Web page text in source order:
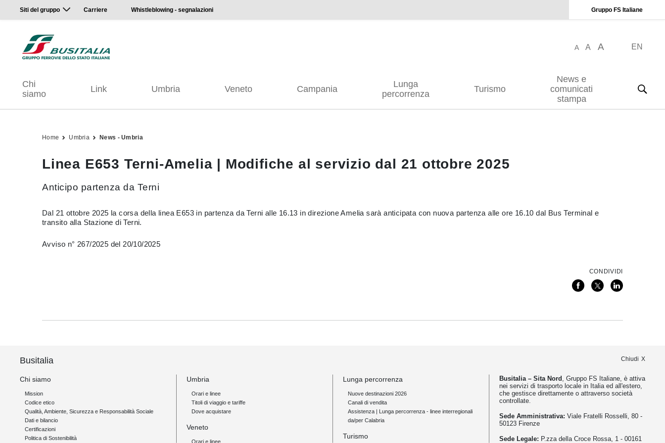
Siti del gruppo Carriere Whistleblowing - segnalazioni Gruppo FS Italiane
A A A EN
Chi
siamo
Link Umbria Veneto Campania
Lunga
percorrenza
Turismo
News e
comunicati
stampa
Home Umbria News - Umbria
Linea E653 Terni-Amelia | Modifiche al servizio dal 21 ottobre 2025
Anticipo partenza da Terni
Dal 21 ottobre 2025 la corsa della linea E653 in partenza da Terni alle 16.13 in direzione Amelia sarà anticipata con nuova partenza alle ore 16.10 dal Bus Terminal e
transito alla Stazione di Terni.
Avviso n° 267/2025 del 20/10/2025
CONDIVIDI
Busitalia Chiudi
Chi siamo
Mission
Codice etico
Qualità, Ambiente, Sicurezza e Responsabilità Sociale
Dati e bilancio
Certificazioni
Politica di Sostenibilità
Umbria
Orari e linee
Titoli di viaggio e tariffe
Dove acquistare
Veneto
Orari e linee
Lunga percorrenza
Nuove destinazioni 2026
Canali di vendita
Assistenza | Lunga percorrenza - linee interregionali
da/per Calabria
Turismo
Busitalia – Sita Nord , Gruppo FS Italiane, è attiva
nei servizi di trasporto locale in Italia ed all'estero,
che gestisce direttamente o attraverso società
controllate.
Sede Amministrativa: Viale Fratelli Rosselli, 80 -
50123 Firenze
Sede Legale: P.zza della Croce Rossa, 1 - 00161